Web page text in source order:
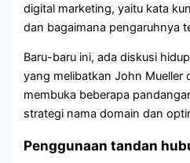
digital marketing, yaitu kata
dan bagaimana pengaruhnya
Baru-baru ini, ada diskusi
yang melibatkan John Mueller
membuka beberapa
strategi nama domain dan
Penggunaan tandan